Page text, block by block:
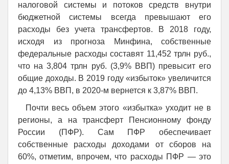
налоговой системы и потоков средств внутри
бюджетной системы всегда превышают его
расходы без учета трансфертов. В 2018 году,
исходя из прогноза Минфина, собственные
федеральные расходы составят 11,452 трлн руб.,
что на 3,804 трлн руб. (3,9% ВВП) превысит его
общие доходы. В 2019 году «избыток» увеличится
до 4,13% ВВП, в 2020-м вернется к 3,87% ВВП.
Почти весь объем этого «избытка» уходит не в
регионы, а на трансферт Пенсионному фонду
России (ПФР). Сам ПФР обеспечивает
собственные расходы доходами от сборов на
60%, отметим, впрочем, что расходы ПФР — это